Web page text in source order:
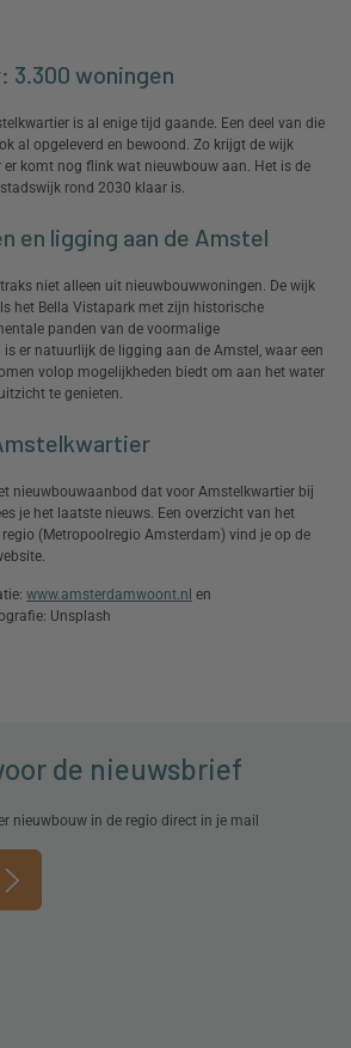
woningen
is al enige tijd gaande. Een deel van die
al opgeleverd en bewoond. Zo krijgt de wijk
er komt nog flink wat nieuwbouw aan. Het is de
rond 2030 klaar is.
en ligging aan de Amstel
niet alleen uit nieuwbouwwoningen. De wijk
het Bella Vistapark met zijn historische
panden van de voormalige
er natuurlijk de ligging aan de Amstel, waar een
volop mogelijkheden biedt om aan het water
te genieten.
nieuwbouwaanbod dat voor Amstelkwartier bij
je het laatste nieuws. Een overzicht van het
(Metropoolregio Amsterdam) vind je op de
www.amsterdamwoont.nl en
Unsplash
de nieuwsbrief
nieuwbouw in de regio direct in je mail